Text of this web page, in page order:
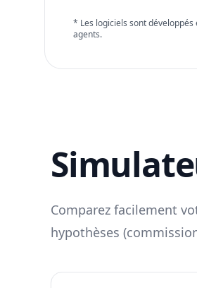
* Les logiciels sont
agents.
Comparez facilement
hypothèses